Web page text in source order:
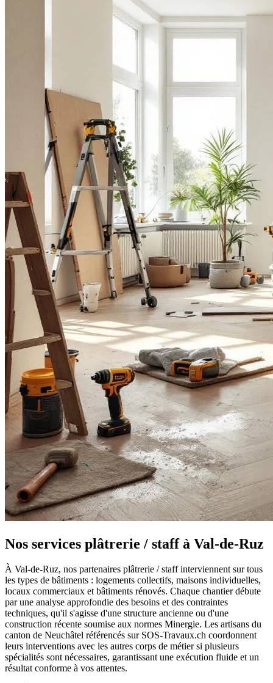
Nos services plâtrerie / staff à Val-de-Ruz
À Val-de-Ruz, nos partenaires plâtrerie / staff interviennent sur tous
les types de bâtiments : logements collectifs, maisons individuelles,
locaux commerciaux et bâtiments rénovés. Chaque chantier débute
par une analyse approfondie des besoins et des contraintes
techniques, qu'il s'agisse d'une structure ancienne ou d'une
construction récente soumise aux normes Minergie. Les artisans du
canton de Neuchâtel référencés sur SOS-Travaux.ch coordonnent
leurs interventions avec les autres corps de métier si plusieurs
spécialités sont nécessaires, garantissant une exécution fluide et un
résultat conforme à vos attentes.